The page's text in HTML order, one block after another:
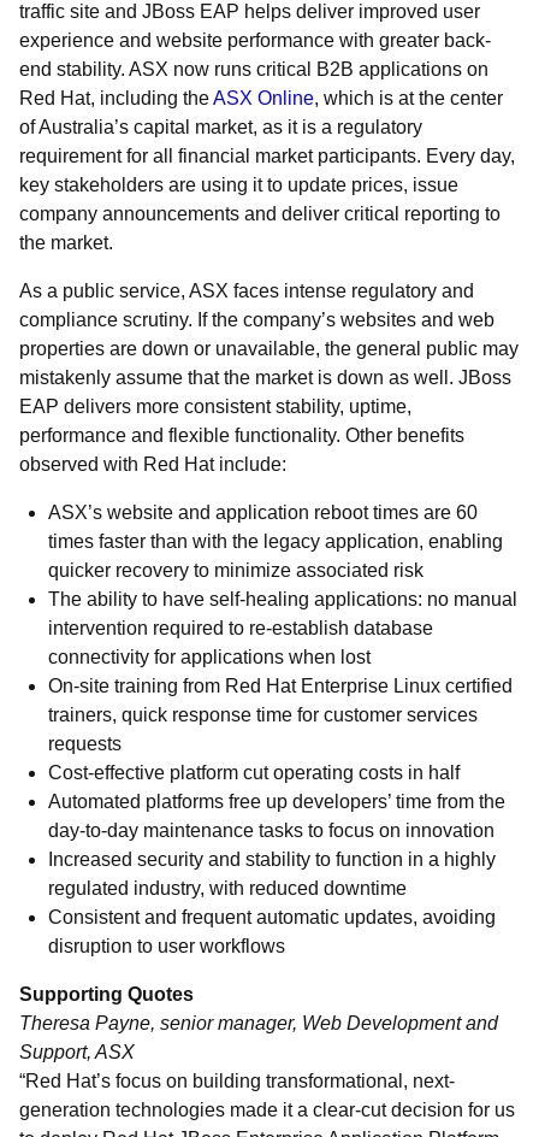
traffic site and JBoss EAP helps deliver improved user
experience and website performance with greater back-
end stability. ASX now runs critical B2B applications on
Red Hat, including theASX Online, which is at the center
of Australia’s capital market, as it is a regulatory
requirement for all financial market participants. Every day,
key stakeholders are using it to update prices, issue
company announcements and deliver critical reporting to
the market.
As a public service, ASX faces intense regulatory and
compliance scrutiny. If the company’s websites and web
properties are down or unavailable, the general public may
mistakenly assume that the market is down as well. JBoss
EAP delivers more consistent stability, uptime,
performance and flexible functionality. Other benefits
observed with Red Hat include:
ASX’s website and application reboot times are 60
times faster than with the legacy application, enabling
quicker recovery to minimize associated risk
The ability to have self-healing applications: no manual
intervention required to re-establish database
connectivity for applications when lost
On-site training from Red Hat Enterprise Linux certified
trainers, quick response time for customer services
requests
Cost-effective platform cut operating costs in half
Automated platforms free up developers’ time from the
day-to-day maintenance tasks to focus on innovation
Increased security and stability to function in a highly
regulated industry, with reduced downtime
Consistent and frequent automatic updates, avoiding
disruption to user workflows
Supporting Quotes
Theresa Payne, senior manager, Web Development and
Support, ASX
“Red Hat’s focus on building transformational, next-
generation technologies made it a clear-cut decision for us